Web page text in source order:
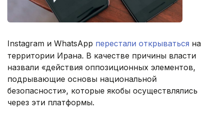
Instagram и WhatsApp перестали открываться на
территории Ирана. В качестве причины власти
назвали «действия оппозиционных элементов,
подрывающие основы национальной
безопасности», которые якобы осуществлялись
через эти платформы.